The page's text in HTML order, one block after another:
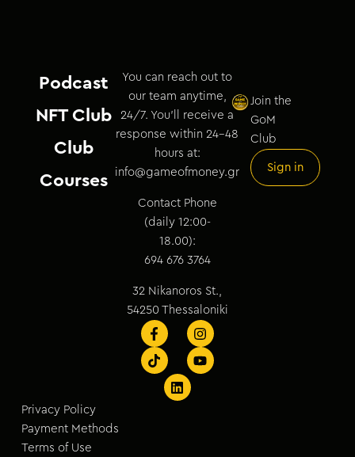
Podcast
NFT Club
Club
Courses
You can reach out to
our team anytime,
24/7. You’ll receive a
response within 24–48
hours at:
info@gameofmoney.gr
Contact Phone
(daily 12:00-
18.00):
694 676 3764
32 Nikanoros St.,
54250 Thessaloniki
Join the
GoM
Club
Sign in
Privacy Policy
Payment Methods
Terms of Use